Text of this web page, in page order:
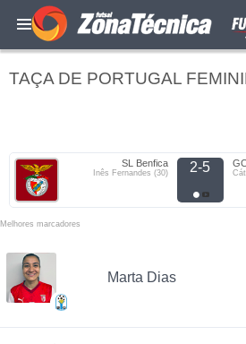
TAÇA DE PORTUGAL
SL Benfica
Inês Fernandes (30) 2-5
Melhores marcadores
Marta Dias